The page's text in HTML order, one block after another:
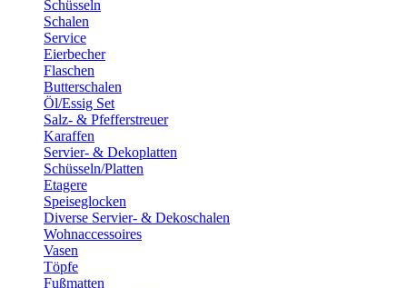
Schüsseln
Schalen
Service
Eierbecher
Flaschen
Butterschalen
Öl/Essig Set
Salz- & Pfefferstreuer
Karaffen
Servier- & Dekoplatten
Schüsseln/Platten
Etagere
Speiseglocken
Diverse Servier- & Dekoschalen
Wohnaccessoires
Vasen
Töpfe
Fußmatten